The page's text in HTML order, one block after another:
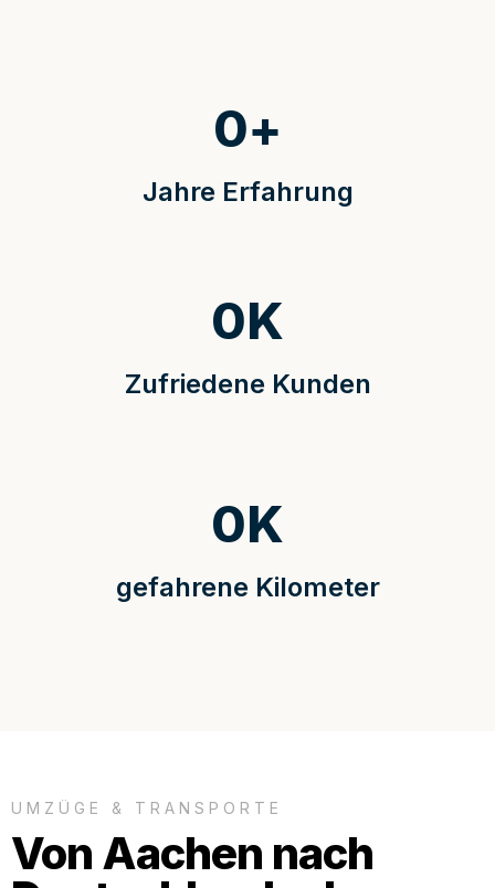
Jahre Erfahrung
0+
Zufriedene Kunden
0K
gefahrene Kilometer
0K
UMZÜGE & TRANSPORTE
Von Aachen nach